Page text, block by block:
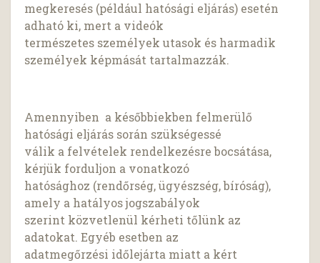
megkeresés (például hatósági eljárás) esetén
adható ki, mert a videók
természetes személyek utasok és harmadik
személyek képmását tartalmazzák.
Amennyiben a későbbiekben felmerülő
hatósági eljárás során szükségessé
válik a felvételek rendelkezésre bocsátása,
kérjük forduljon a vonatkozó
hatósághoz (rendőrség, ügyészség, bíróság),
amely a hatályos jogszabályok
szerint közvetlenül kérheti tőlünk az
adatokat. Egyéb esetben az
adatmegőrzési időlejárta miatt a kért